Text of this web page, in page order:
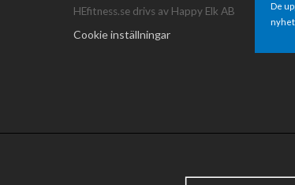
HEfitness.se drivs av Happy Elk AB
Cookie inställningar
De